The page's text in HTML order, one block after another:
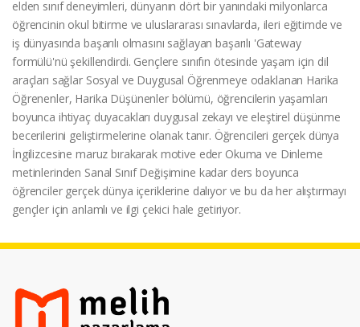
elden sınıf deneyimleri, dünyanın dört bir yanındaki milyonlarca
öğrencinin okul bitirme ve uluslararası sınavlarda, ileri eğitimde ve
iş dünyasında başarılı olmasını sağlayan başarılı 'Gateway
formülü'nü şekillendirdi. Gençlere sınıfın ötesinde yaşam için dil
araçları sağlar Sosyal ve Duygusal Öğrenmeye odaklanan Harika
Öğrenenler, Harika Düşünenler bölümü, öğrencilerin yaşamları
boyunca ihtiyaç duyacakları duygusal zekayı ve eleştirel düşünme
becerilerini geliştirmelerine olanak tanır. Öğrencileri gerçek dünya
İngilizcesine maruz bırakarak motive eder Okuma ve Dinleme
metinlerinden Sanal Sınıf Değişimine kadar ders boyunca
öğrenciler gerçek dünya içeriklerine dalıyor ve bu da her alıştırmayı
gençler için anlamlı ve ilgi çekici hale getiriyor.